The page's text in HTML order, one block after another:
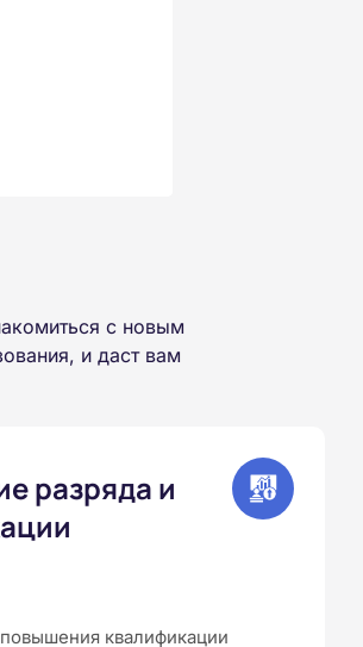
с новым
и даст вам
разряда и
квалификации